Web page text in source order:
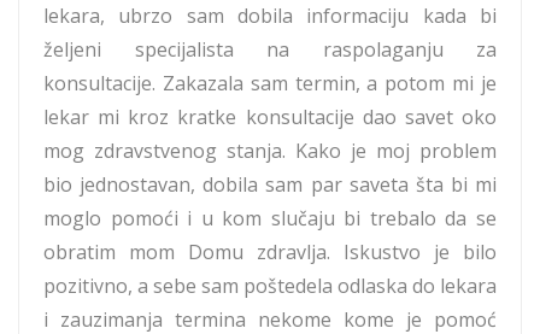
lekara, ubrzo sam dobila informaciju kada bi
željeni specijalista na raspolaganju za
konsultacije. Zakazala sam termin, a potom mi je
lekar mi kroz kratke konsultacije dao savet oko
mog zdravstvenog stanja. Kako je moj problem
bio jednostavan, dobila sam par saveta šta bi mi
moglo pomoći i u kom slučaju bi trebalo da se
obratim mom Domu zdravlja. Iskustvo je bilo
pozitivno, a sebe sam poštedela odlaska do lekara
i zauzimanja termina nekome kome je pomoć